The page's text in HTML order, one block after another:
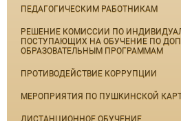
ПЕДАГОГИЧЕСКИМ РАБОТНИКАМ
РЕШЕНИЕ КОМИССИИ ПО
ПОСТУПАЮЩИХ НА ОБУЧЕНИЕ ПО
ОБРАЗОВАТЕЛЬНЫМ ПРОГРАММАМ
ПРОТИВОДЕЙСТВИЕ КОРРУПЦИИ
МЕРОПРИЯТИЯ ПО ПУШКИНСКОЙ
ДИСТАНЦИОННОЕ ОБУЧЕНИЕ